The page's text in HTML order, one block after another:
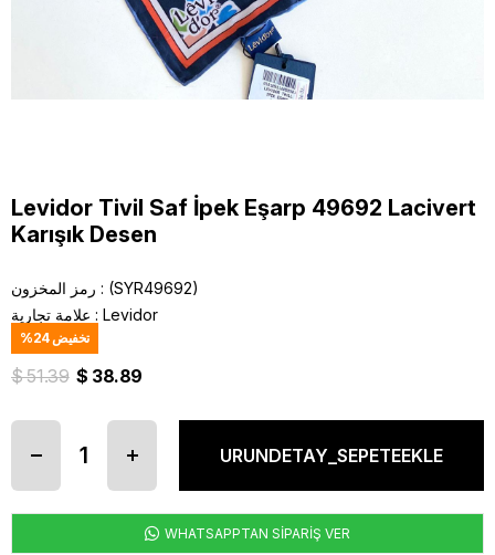
Levidor Tivil Saf İpek Eşarp 49692 Lacivert
Karışık Desen
رمز المخزون
(SYR49692)
علامة تجارية : Levidor
%24تخفيض
$ 51.39 $ 38.89
WHATSAPPTAN SİPARİŞ VER